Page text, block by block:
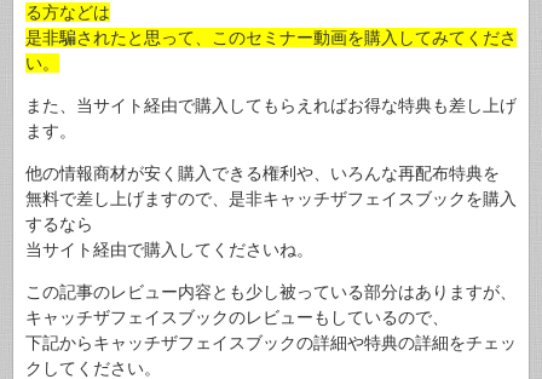
る方などは
是非騙されたと思って、このセミナー動画を購入してみてくださ
い。
また、当サイト経由で購入してもらえればお得な特典も差し上げ
ます。
他の情報商材が安く購入できる権利や、いろんな再配布特典を
無料で差し上げますので、是非キャッチザフェイスブックを購入
するなら
当サイト経由で購入してくださいね。
この記事のレビュー内容とも少し被っている部分はありますが、
キャッチザフェイスブックのレビューもしているので、
下記からキャッチザフェイスブックの詳細や特典の詳細をチェッ
クしてください。